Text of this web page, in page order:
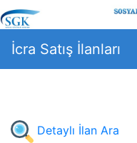
İcra Satış İlanları
Detaylı İlan Ara